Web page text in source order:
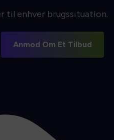
til enhver brugssituation.
Anmod Om Et Tilbud